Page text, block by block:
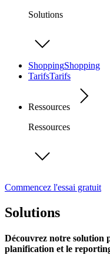
Solutions
ShoppingShopping
TarifsTarifs
Ressources
Ressources
Commencez l'essai gratuit
Solutions
Découvrez notre solution
planification et le